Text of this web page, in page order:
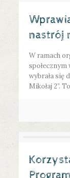
nastrój
W ramach
wybrała się
Mikołaj 2”.